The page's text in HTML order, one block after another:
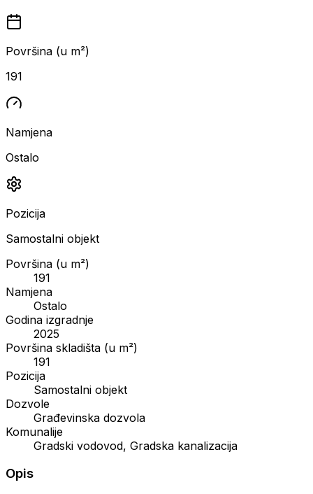
Površina (u m²)
191
Namjena
Ostalo
Pozicija
Samostalni objekt
Površina (u m²)
191
Namjena
Ostalo
Godina izgradnje
2025
Površina skladišta (u m²)
191
Pozicija
Samostalni objekt
Dozvole
Građevinska dozvola
Komunalije
Gradski vodovod, Gradska kanalizacija
Opis